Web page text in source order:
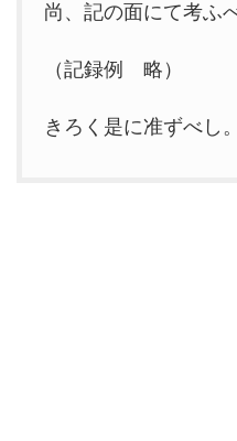
尚、記の面にて考ふ
（記録例 略）
きろく是に准ずべし。